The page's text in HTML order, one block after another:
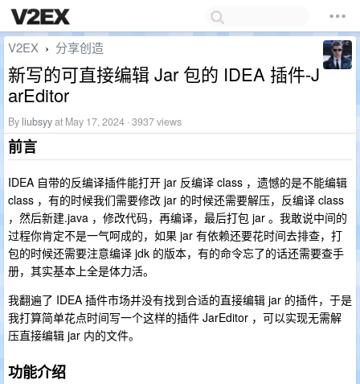
V2EX › 分享创造
新写的可直接编辑 Jar 包的 IDEA 插件-J
arEditor
By liubsyyat May 17, 2024 · 3937 views
前言
IDEA 自带的反编译插件能打开 jar 反编译 class ，遗憾的是不能编辑
class ，有的时候我们需要修改 jar 的时候还需要解压，反编译 class
，然后新建.java ，修改代码，再编译，最后打包 jar 。我敢说中间的
过程你肯定不是一气呵成的，如果 jar 有依赖还要花时间去排查，打
包的时候还需要注意编译 jdk 的版本，有的命令忘了的话还需要查手
册，其实基本上全是体力活。
我翻遍了 IDEA 插件市场并没有找到合适的直接编辑 jar 的插件，于是
我打算简单花点时间写一个这样的插件 JarEditor ，可以实现无需解
压直接编辑 jar 内的文件。
功能介绍